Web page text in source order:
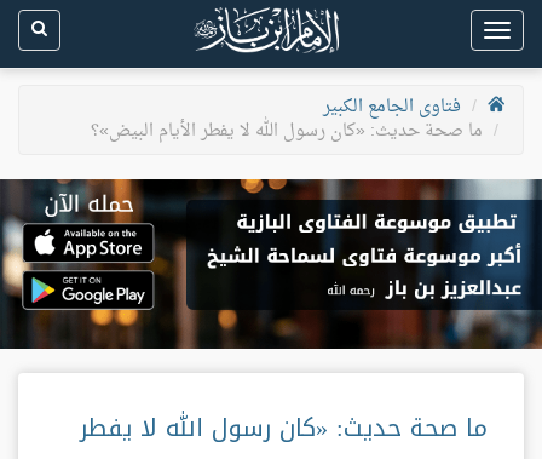
Toggle
navigation
فتاوى الجامع الكبير
ما صحة حديث: «كان رسول الله لا يفطر الأيام البيض»؟
ما صحة حديث: «كان رسول الله لا يفطر